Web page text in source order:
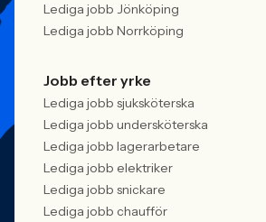
Lediga jobb Jönköping
Lediga jobb Norrköping
Jobb efter yrke
Lediga jobb sjuksköterska
Lediga jobb undersköterska
Lediga jobb lagerarbetare
Lediga jobb elektriker
Lediga jobb snickare
Lediga jobb chaufför